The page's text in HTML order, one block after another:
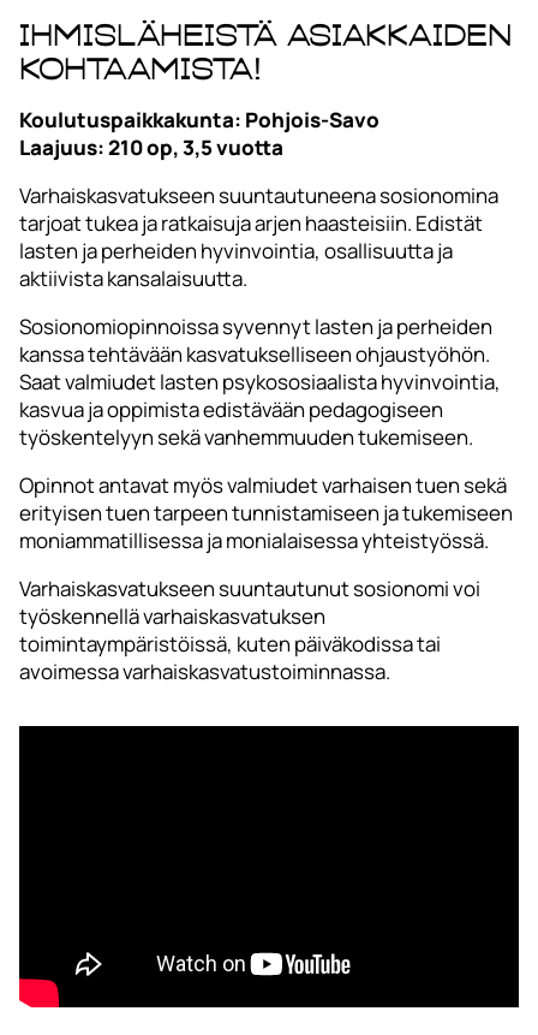
Ihmisläheistä asiakkaiden
kohtaamista!
Koulutuspaikkakunta: Pohjois-Savo
Laajuus: 210 op, 3,5 vuotta
Varhaiskasvatukseen suuntautuneena sosionomina
tarjoat tukea ja ratkaisuja arjen haasteisiin. Edistät
lasten ja perheiden hyvinvointia, osallisuutta ja
aktiivista kansalaisuutta.
Sosionomiopinnoissa syvennyt lasten ja perheiden
kanssa tehtävään kasvatukselliseen ohjaustyöhön.
Saat valmiudet lasten psykososiaalista hyvinvointia,
kasvua ja oppimista edistävään pedagogiseen
työskentelyyn sekä vanhemmuuden tukemiseen.
Opinnot antavat myös valmiudet varhaisen tuen sekä
erityisen tuen tarpeen tunnistamiseen ja tukemiseen
moniammatillisessa ja monialaisessa yhteistyössä.
Varhaiskasvatukseen suuntautunut sosionomi voi
työskennellä varhaiskasvatuksen
toimintaympäristöissä, kuten päiväkodissa tai
avoimessa varhaiskasvatustoiminnassa.